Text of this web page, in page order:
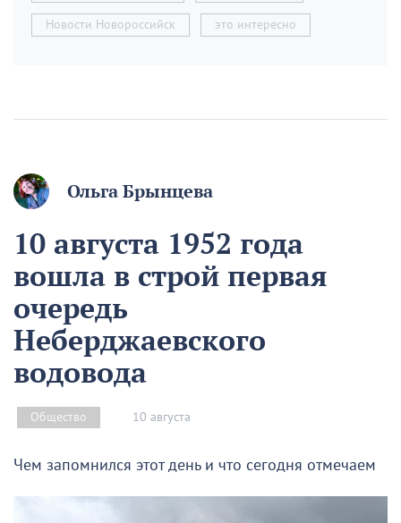
Новости Новороссийск это интересно
Ольга Брынцева
10 августа 1952 года
вошла в строй первая
очередь
Неберджаевского
водовода
Общество 10 августа
Чем запомнился этот день и что сегодня отмечаем